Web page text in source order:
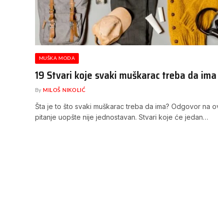
MUŠKA MODA
19 Stvari koje svaki muškarac treba da ima
By MILOŠ NIKOLIĆ
Šta je to što svaki muškarac treba da ima? Odgovor na
pitanje uopšte nije jednostavan. Stvari koje će jedan…